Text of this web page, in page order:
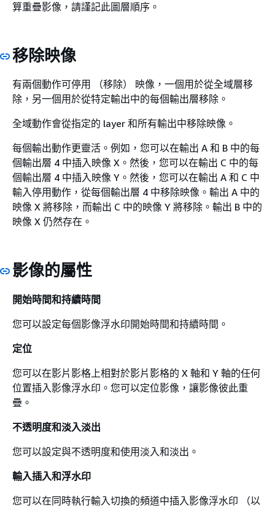
算重疊影像，請謹記此圖層順序。
移除映像
有兩個動作可停用 （移除） 映像，一個用於從全域層移
除，另一個用於從特定輸出中的每個輸出層移除。
全域動作會從指定的 layer 和所有輸出中移除映像。
每個輸出動作更靈活。例如，您可以在輸出 A 和 B 中的每
個輸出層 4 中插入映像 X。然後，您可以在輸出 C 中的每
個輸出層 4 中插入映像 Y。然後，您可以在輸出 A 和 C 中
輸入停用動作，從每個輸出層 4 中移除映像。輸出 A 中的
映像 X 將移除，而輸出 C 中的映像 Y 將移除。輸出 B 中的
映像 X 仍然存在。
影像的屬性
開始時間和持續時間
您可以設定每個影像浮水印開始時間和持續時間。
定位
您可以在影片影格上相對於影片影格的 X 軸和 Y 軸的任何
位置插入影像浮水印。您可以定位影像，讓影像彼此重
疊。
不透明度和淡入淡出
您可以設定與不透明度和使用淡入和淡出。
輸入插入和浮水印
您可以在同時執行輸入切換的頻道中插入影像浮水印 （以